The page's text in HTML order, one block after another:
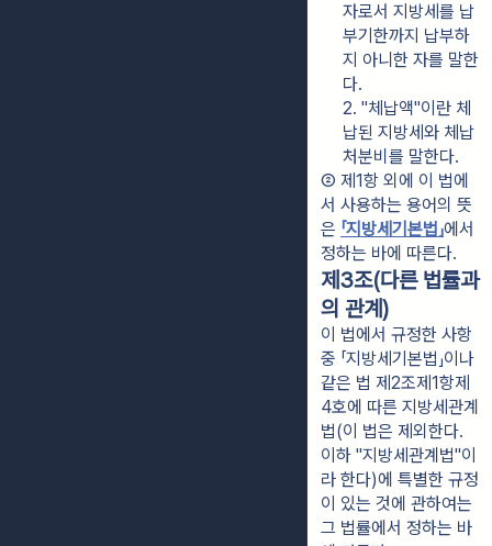
자로서 지방세를 납
부기한까지 납부하
지 아니한 자를 말한
다.
2. "체납액"이란 체
납된 지방세와 체납
처분비를 말한다.
② 제1항 외에 이 법에
서 사용하는 용어의 뜻
은 「지방세기본법」에서
정하는 바에 따른다.
제3조(다른 법률과
의 관계)
이 법에서 규정한 사항
중 「지방세기본법」이나
같은 법 제2조제1항제
4호에 따른 지방세관계
법(이 법은 제외한다.
이하 "지방세관계법"이
라 한다)에 특별한 규정
이 있는 것에 관하여는
그 법률에서 정하는 바